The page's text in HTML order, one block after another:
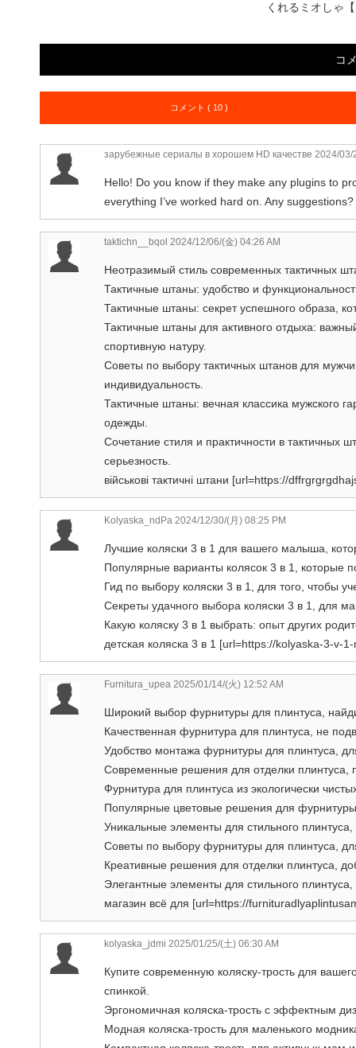
くれるミオしゃ
コ
コメント ( 10 )
зарубежные сериалы в хорошем HD качестве 2024/03/
Hello! Do you know if they make any plugins to
everything I’ve worked hard on. Any suggestions?
taktichn__bqol 2024/12/06/(金) 04:26 AM
Неотразимый стиль современных тактичных
Тактичные штаны: удобство и
Тактичные штаны: секрет успешного образа,
Тактичные штаны для активного отдыха:
спортивную натуру.
Советы по выбору тактичных штанов для
индивидуальность.
Тактичные штаны: вечная классика мужского
одежды.
Сочетание стиля и практичности в тактичных
серьезность.
військові тактичні штани [url=https://
Kolyaska_ndPa 2024/12/30/(月) 08:25 PM
Лучшие коляски 3 в 1 для вашего малыша,
Популярные варианты колясок 3 в 1, которые
Гид по выбору коляски 3 в 1, для того, чтобы
Секреты удачного выбора коляски 3 в 1, для
Какую коляску 3 в 1 выбрать: опыт других
детская коляска 3 в 1 [url=https://kolyaska-3-v-
Furnitura_upea 2025/01/14/(火) 12:52 AM
Широкий выбор фурнитуры для плинтуса,
Качественная фурнитура для плинтуса, не
Удобство монтажа фурнитуры для плинтуса,
Современные решения для отделки плинтуса,
Фурнитура для плинтуса из экологически
Популярные цветовые решения для фурнитуры
Уникальные элементы для стильного
Советы по выбору фурнитуры для плинтуса,
Креативные решения для отделки плинтуса,
Элегантные элементы для стильного
магазин всё для [url=https://
kolyaska_jdmi 2025/01/25/(土) 06:30 AM
Купите современную коляску-трость для
спинкой.
Эргономичная коляска-трость с эффектным
Модная коляска-трость для маленького